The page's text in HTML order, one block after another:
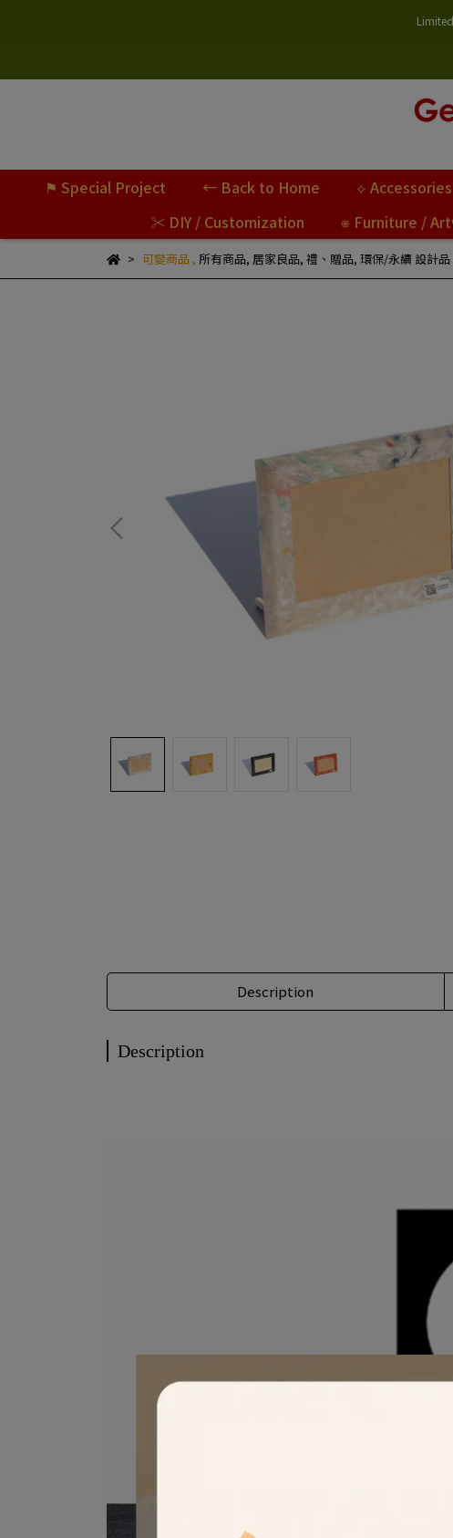
⚑ Special Project ← Back to Home ⟡
✂ DIY / Customization
⎈ Furniture /
可變商品, 所有商品, 居家良品, 禮、贈品, 環保/永續 設計品
Description
Description